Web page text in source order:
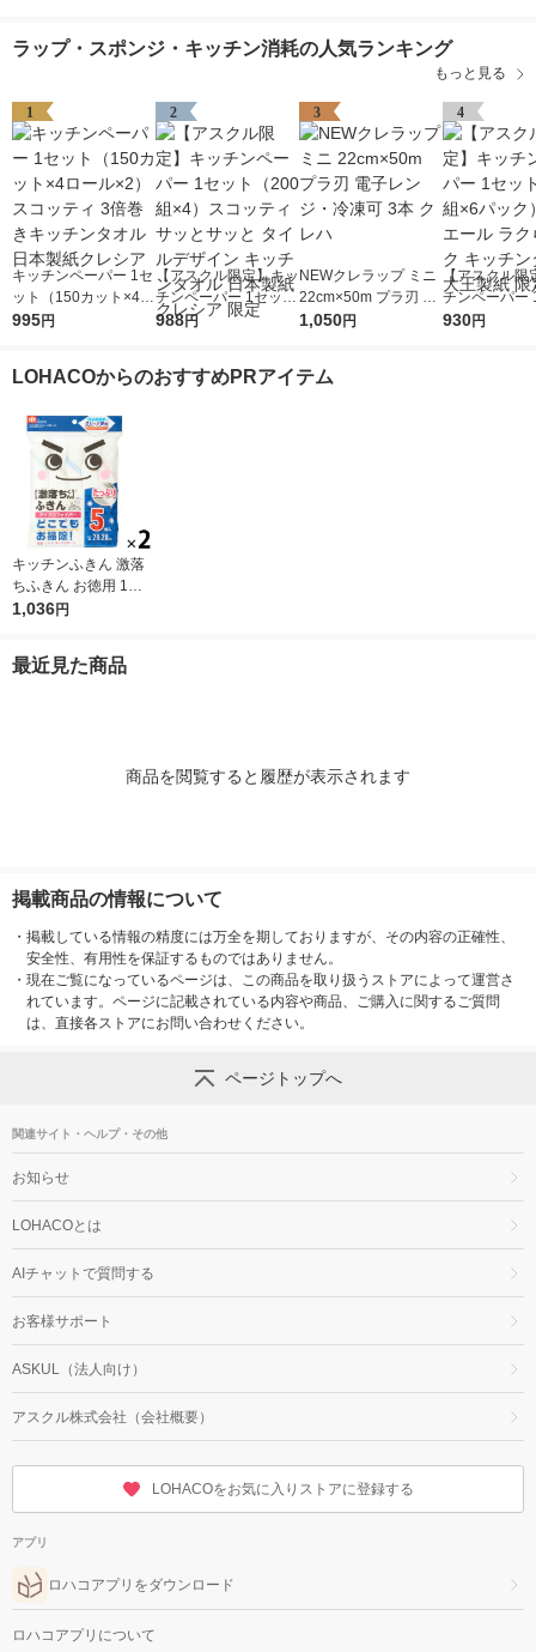
ラップ・スポンジ・キッチン消耗の人気ランキング
もっと見る
1
キッチンペーパー 1セ
ット（150カット×4ロ
ール×2） スコッティ
995円
2
【アスクル限定】キッ
チンペーパー 1セット
（200組×4）スコッテ
タオル 日本製紙クレ
988円
3
NEWクレラップ ミニ
22cm×50m プラ刃 電
子レンジ・冷凍可 3本
1,050円
4
【アスクル限
チンペーパー
（100組×6パ
930円
LOHACOからのおすすめPRアイテム
キッチンふきん 激落
ちふきん お徳用 1セ
ット（5枚入×2パッ
1,036円
最近見た商品
商品を閲覧すると履歴が表示されます
掲載商品の情報について
・ 掲載している情報の精度には万全を期しておりますが、その内容の正確性、
安全性、有用性を保証するものではありません。
・ 現在ご覧になっているページは、この商品を取り扱うストアによって運営さ
れています。ページに記載されている内容や商品、ご購入に関するご質問
は、直接各ストアにお問い合わせください。
ページトップへ
関連サイト・ヘルプ・その他
お知らせ
LOHACOとは
AIチャットで質問する
お客様サポート
ASKUL（法人向け）
アスクル株式会社（会社概要）
LOHACOをお気に入りストアに登録する
アプリ
ロハコアプリをダウンロード
ロハコアプリについて